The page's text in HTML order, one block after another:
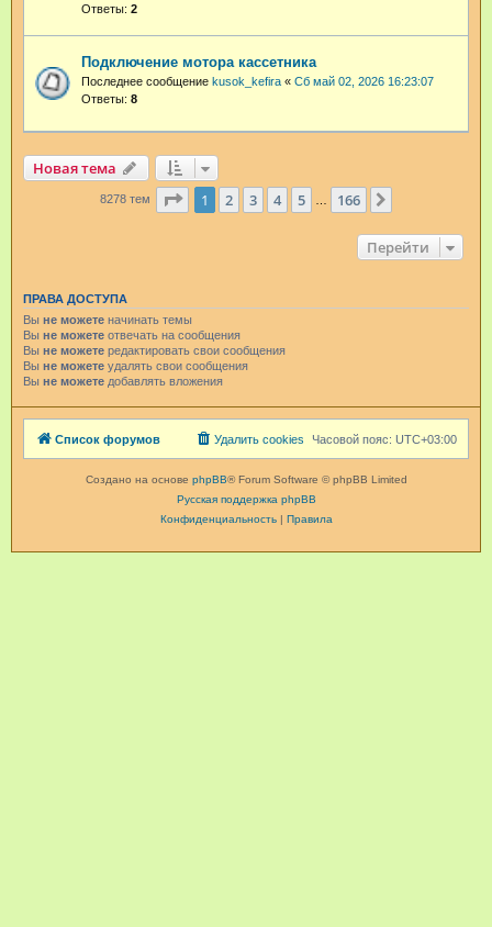
Ответы: 2
Подключение мотора кассетника
Последнее сообщение kusok_kefira « Сб май 02, 2026 16:23:07
Ответы: 8
Новая тема
8278 тем Страница из 166
1 2 3 4 5 … 166
Перейти
ПРАВА ДОСТУПА
Вы не можете начинать темы
Вы не можете отвечать на сообщения
Вы не можете редактировать свои сообщения
Вы не можете удалять свои сообщения
Вы не можете добавлять вложения
Список форумов Часовой пояс: UTC+03:00
Удалить cookies
Создано на основе phpBB® Forum Software © phpBB Limited
Русская поддержка phpBB
Конфиденциальность| Правила